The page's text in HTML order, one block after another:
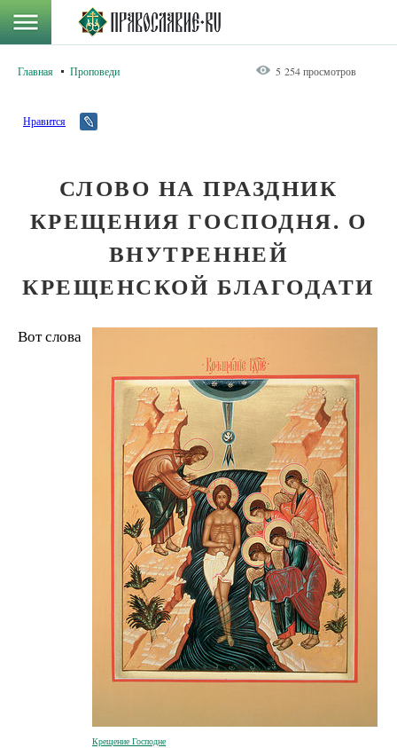
Главная Проповеди 5 254 просмотров
Нравится
СЛОВО НА ПРАЗДНИК
КРЕЩЕНИЯ ГОСПОДНЯ. О
ВНУТРЕННЕЙ
КРЕЩЕНСКОЙ БЛАГОДАТИ
Крещение Господне
Вот слова